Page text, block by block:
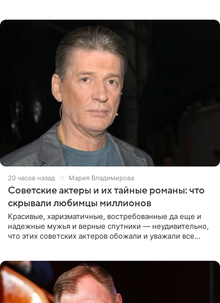
20 часов назад Мария Владимирова
Советские актеры и их тайные романы: что
скрывали любимцы миллионов
Красивые, харизматичные, востребованные да еще и
надежные мужья и верные спутники — неудивительно,
что этих советских актеров обожали и уважали все